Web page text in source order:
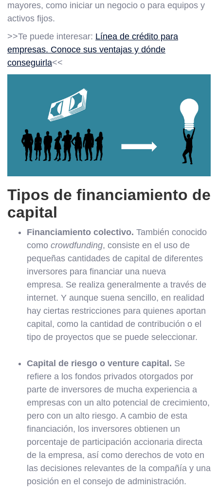
mayores, como iniciar un negocio o para equipos y
activos fijos.
>>Te puede interesar: Línea de crédito para
empresas. Conoce sus ventajas y dónde
conseguirla<<
Tipos de financiamiento de
capital
Financiamiento colectivo. También conocido
como crowdfunding, consiste en el uso de
pequeñas cantidades de capital de diferentes
inversores para financiar una nueva
empresa. Se realiza generalmente a través de
internet. Y aunque suena sencillo, en realidad
hay ciertas restricciones para quienes aportan
capital, como la cantidad de contribución o el
tipo de proyectos que se puede seleccionar.
Capital de riesgo o venture capital. Se
refiere a los fondos privados otorgados por
parte de inversores de mucha experiencia a
empresas con un alto potencial de crecimiento,
pero con un alto riesgo. A cambio de esta
financiación, los inversores obtienen un
porcentaje de participación accionaria directa
de la empresa, así como derechos de voto en
las decisiones relevantes de la compañía y una
posición en el consejo de administración.